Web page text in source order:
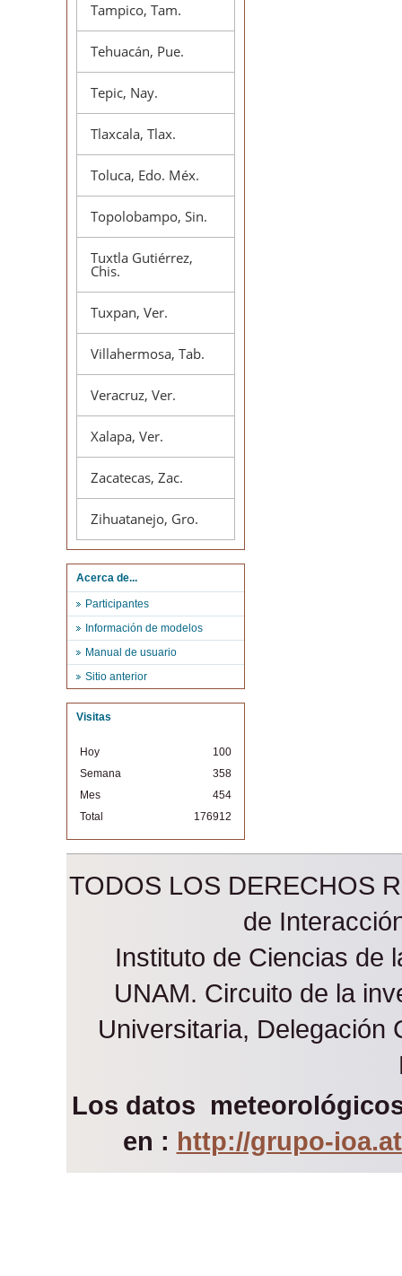
Tampico, Tam.
Tehuacán, Pue.
Tepic, Nay.
Tlaxcala, Tlax.
Toluca, Edo. Méx.
Topolobampo, Sin.
Tuxtla Gutiérrez,
Chis.
Tuxpan, Ver.
Villahermosa, Tab.
Veracruz, Ver.
Xalapa, Ver.
Zacatecas, Zac.
Zihuatanejo, Gro.
Acerca de...
Participantes
Información de modelos
Manual de usuario
Sitio anterior
Visitas
Hoy
100
Semana
358
Mes
454
Total
176912
TODOS LOS DERECHOS
de
Instituto de Ciencias de
UNAM. Circuito de la
Universitaria, Delegación
Los datos
en : http://grupo-